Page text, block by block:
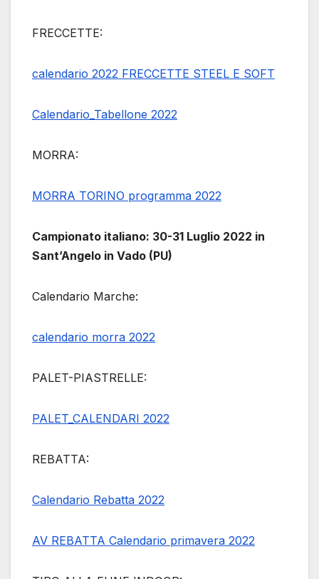
FRECCETTE:
calendario 2022 FRECCETTE STEEL E SOFT
Calendario_Tabellone 2022
MORRA:
MORRA TORINO programma 2022
Campionato italiano: 30-31 Luglio 2022 in
Sant’Angelo in Vado (PU)
Calendario Marche:
calendario morra 2022
PALET-PIASTRELLE:
PALET_CALENDARI 2022
REBATTA:
Calendario Rebatta 2022
AV REBATTA Calendario primavera 2022